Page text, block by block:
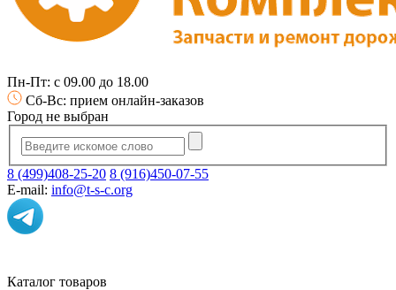
Пн-Пт: с 09.00 до 18.00
Сб-Вс: прием онлайн-заказов
Город не выбран
8 (499)408-25-20 8 (916)450-07-55
E-mail: info@t-s-c.org
Каталог товаров